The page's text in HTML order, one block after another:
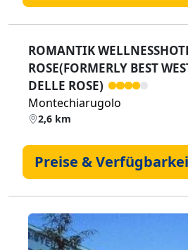
ROMANTIK
ROSE(FORMERLY BEST
DELLE ROSE)
Montechiarugolo
2,6 km
Preise &